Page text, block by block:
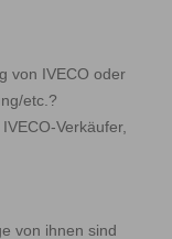
von IVECO oder
etc.?
Verkäufer,
von ihnen sind